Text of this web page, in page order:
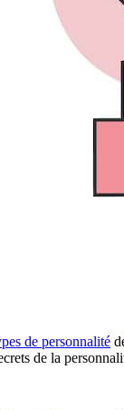
de personnalité
de la